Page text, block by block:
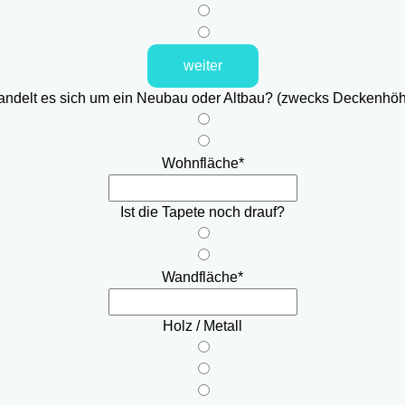
weiter
es sich um ein Neubau oder Altbau? (zwecks
Wohnfläche*
Ist die Tapete noch drauf?
Wandfläche*
Holz / Metall